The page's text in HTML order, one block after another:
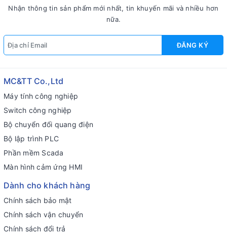
Nhận thông tin sản phẩm mới nhất, tin khuyến mãi và nhiều hơn
nữa.
ĐĂNG KÝ
MC&TT Co.,Ltd
Máy tính công nghiệp
Switch công nghiệp
Bộ chuyển đổi quang điện
Bộ lập trình PLC
Phần mềm Scada
Màn hình cảm ứng HMI
Dành cho khách hàng
Chính sách bảo mật
Chính sách vận chuyển
Chính sách đổi trả